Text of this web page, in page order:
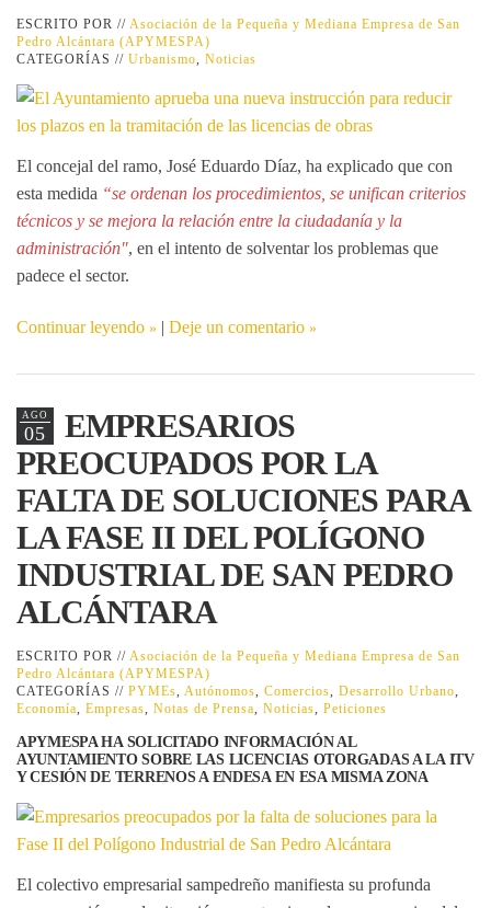
ESCRITO POR // Asociación de la Pequeña y Mediana Empresa de San
Pedro Alcántara (APYMESPA)
CATEGORÍAS // Urbanismo, Noticias
El concejal del ramo, José Eduardo Díaz, ha explicado que con
esta medida “se ordenan los procedimientos, se unifican criterios
técnicos y se mejora la relación entre la ciudadanía y la
administración", en el intento de solventar los problemas que
padece el sector.
Continuar leyendo | Deje un comentario
AGO
05
EMPRESARIOS
PREOCUPADOS POR LA
FALTA DE SOLUCIONES PARA
LA FASE II DEL POLÍGONO
INDUSTRIAL DE SAN PEDRO
ALCÁNTARA
ESCRITO POR // Asociación de la Pequeña y Mediana Empresa de San
Pedro Alcántara (APYMESPA)
CATEGORÍAS // PYMEs, Autónomos, Comercios, Desarrollo Urbano,
Economía, Empresas, Notas de Prensa, Noticias, Peticiones
APYMESPA HA SOLICITADO INFORMACIÓN AL
AYUNTAMIENTO SOBRE LAS LICENCIAS OTORGADAS A LA ITV
Y CESIÓN DE TERRENOS A ENDESA EN ESA MISMA ZONA
El colectivo empresarial sampedreño manifiesta su profunda